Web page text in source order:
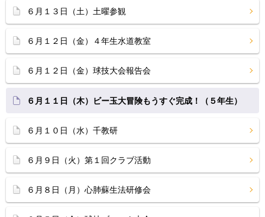
６月１３日（土）土曜参観
６月１２日（金）４年生水道教室
６月１２日（金）球技大会報告会
６月１１日（木）ビー玉大冒険もうすぐ完成！（５年生）
６月１０日（水）千教研
６月９日（火）第１回クラブ活動
６月８日（月）心肺蘇生法研修会